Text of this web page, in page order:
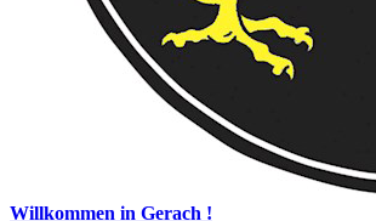
Willkommen in Gerach !